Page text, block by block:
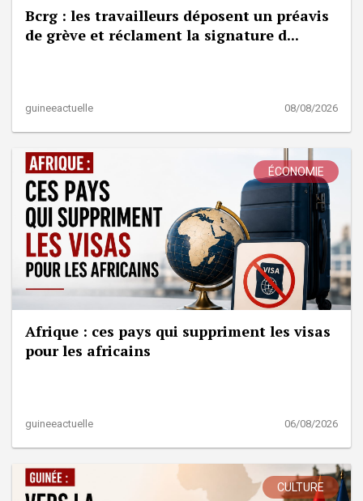
Bcrg : les travailleurs déposent un préavis
de grève et réclament la signature d...
guineeactuelle 08/08/2026
ÉCONOMIE
Afrique : ces pays qui suppriment les visas
pour les africains
guineeactuelle 06/08/2026
CULTURE